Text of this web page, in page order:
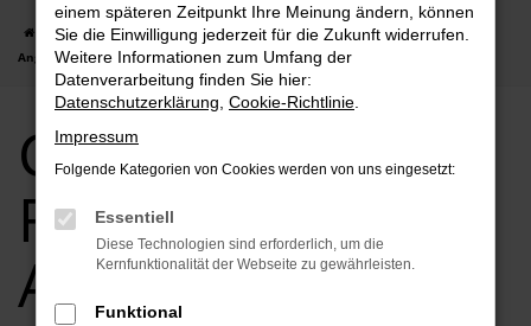
Startseite Regensburg CUPRA
CUPRA Ateca für Regensburg Top
Angebote
CUPRA Ateca für
Regensburg Top
Angebote
einem späteren Zeitpunkt Ihre Meinung ändern, können
Sie die Einwilligung jederzeit für die Zukunft widerrufen.
Weitere Informationen zum Umfang der
Datenverarbeitung finden Sie hier:
Datenschutzerklärung Cookie-Richtlinie
Impressum
Folgende Kategorien von Cookies werden von uns eingesetzt:
Essentiell
Diese Technologien sind erforderlich, um die
Kernfunktionalität der Webseite zu gewährleisten.
Funktional